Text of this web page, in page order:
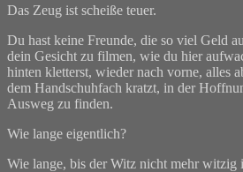
Das Zeug ist scheiße teuer.
Du hast keine Freunde, die so viel Geld
dein Gesicht zu filmen, wie du hier
hinten kletterst, wieder nach vorne, alles
dem Handschuhfach kratzt, in der
Ausweg zu finden.
Wie lange eigentlich?
Wie lange, bis der Witz nicht mehr witzig